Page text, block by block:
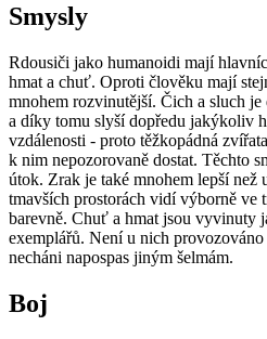
Smysly
Rdousiči jako humanoidi mají
hmat a chuť. Oproti člověku mají
mnohem rozvinutější. Čich a sluch
a díky tomu slyší dopředu jakýkoliv
vzdálenosti - proto těžkopádná
k nim nepozorovaně dostat. Těchto
útok. Zrak je také mnohem lepší
tmavších prostorách vidí výborně ve
barevně. Chuť a hmat jsou vyvinuty
exemplářů. Není u nich
necháni napospas jiným šelmám.
Boj